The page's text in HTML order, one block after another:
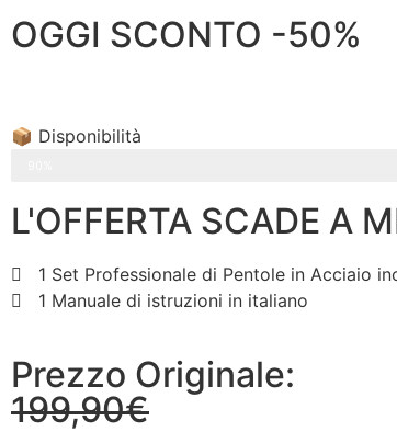
OGGI SCONTO -50%
📦 Disponibilità
L'OFFERTA SCADE A
1 Set Professionale di Pentole in Acciaio
1 Manuale di istruzioni in italiano
Prezzo Originale:
199,90€